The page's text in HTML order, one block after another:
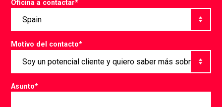
Oficina a contactar*
Motivo del contacto*
Asunto*